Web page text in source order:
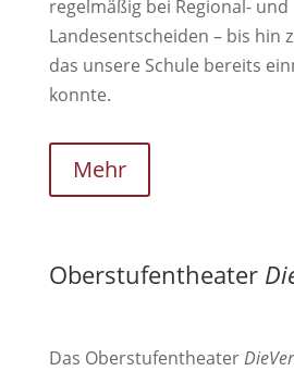
regelmäßig bei Regional- und
Landesentscheiden – bis hin
das unsere Schule bereits
konnte.
Mehr
Oberstufentheater
Das Oberstufentheater